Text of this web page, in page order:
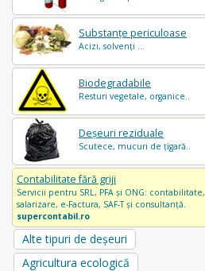
Substanțe periculoase
Acizi, solvenți ...
Biodegradabile
Resturi vegetale, organice..
Deșeuri reziduale
Scutece, mucuri de țigară..
Contabilitate fără griji
Servicii pentru SRL, PFA și ONG: contabilitate,
salarizare, e-Factura, SAF-T și consultanță.
supercontabil.ro
Alte tipuri de deșeuri
Agricultura ecologică